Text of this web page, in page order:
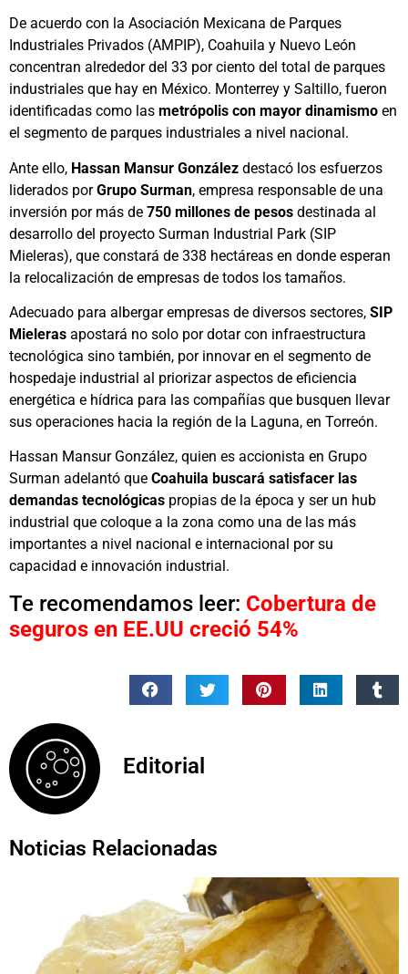
De acuerdo con la Asociación Mexicana de Parques
Industriales Privados (AMPIP), Coahuila y Nuevo León
concentran alrededor del 33 por ciento del total de parques
industriales que hay en México. Monterrey y Saltillo, fueron
identificadas como las metrópolis con mayor dinamismo en
el segmento de parques industriales a nivel nacional.
Ante ello, Hassan Mansur González destacó los esfuerzos
liderados porGrupo Surman, empresa responsable de una
inversión por más de 750 millones de pesos destinada al
desarrollo del proyecto Surman Industrial Park (SIP
Mieleras), que constará de 338 hectáreas en donde esperan
la relocalización de empresas de todos los tamaños.
Adecuado para albergar empresas de diversos sectores, SIP
Mieleras apostará no solo por dotar con infraestructura
tecnológica sino también, por innovar en el segmento de
hospedaje industrial al priorizar aspectos de eficiencia
energética e hídrica para las compañías que busquen llevar
sus operaciones hacia la región de la Laguna, en Torreón.
Hassan Mansur González, quien es accionista en Grupo
Surman adelantó que Coahuila buscará satisfacer las
demandas tecnológicas propias de la época y ser un hub
industrial que coloque a la zona como una de las más
importantes a nivel nacional e internacional por su
capacidad e innovación industrial.
Te recomendamos leer: Cobertura de
seguros en EE.UU creció 54%
Editorial
Noticias Relacionadas